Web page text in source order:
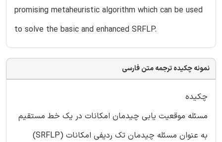
promising metaheuristic algorithm which can be used
to solve the basic and enhanced SRFLP.
نمونه چکیده ترجمه متن فارسی
چکیده
مسئله موقعیت یابی چیدمان امکانات در یک خط مستقیم
به عنوان مسئله چیدمان تک ردیفی امکانات (SRFLP)